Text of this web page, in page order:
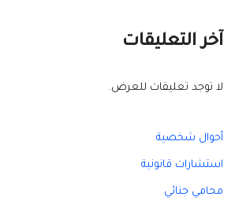
آخر التعليقات
لا توجد تعليقات للعرض.
أحوال شخصية
استشارات قانونية
محامي جنائي